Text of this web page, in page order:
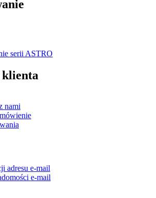
serii ASTRO
klienta
nami
adresu e-mail
e-mail